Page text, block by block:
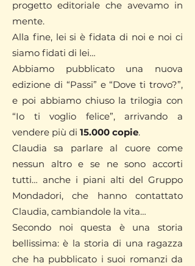
progetto editoriale che avevamo in
mente.
Alla fine, lei si è fidata di noi e noi ci
siamo fidati di lei…
Abbiamo pubblicato una nuova
edizione di “Passi” e “Dove ti trovo?”,
e poi abbiamo chiuso la trilogia con
“Io ti voglio felice”, arrivando a
vendere più di 15.000 copie.
Claudia sa parlare al cuore come
nessun altro e se ne sono accorti
tutti… anche i piani alti del Gruppo
Mondadori, che hanno contattato
Claudia, cambiandole la vita…
Secondo noi questa è una storia
bellissima: è la storia di una ragazza
che ha pubblicato i suoi romanzi da